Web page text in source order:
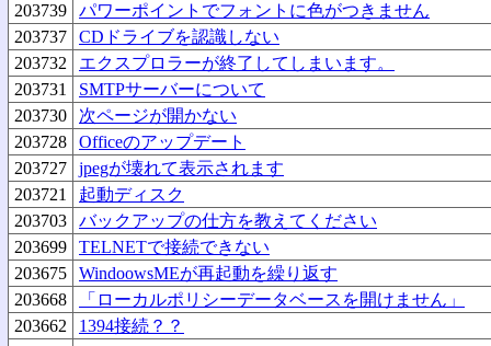
203739
パワーポイントでフォントに色がつきません
203737
CDドライブを認識しない
203732
エクスプロラーが終了してしまいます。
203731
SMTPサーバーについて
203730
次ページが開かない
203728
Officeのアップデート
203727
jpegが壊れて表示されます
203721
起動ディスク
203703
バックアップの仕方を教えてください
203699
TELNETで接続できない
203675
WindoowsMEが再起動を繰り返す
203668
「ローカルポリシーデータベースを開けません」
203662
1394接続？？